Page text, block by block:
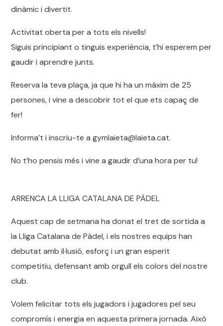
dinàmic i divertit.
Activitat oberta per a tots els nivells!
Siguis principiant o tinguis experiència, t’hi esperem per
gaudir i aprendre junts.
Reserva la teva plaça, ja que hi ha un màxim de 25
persones, i vine a descobrir tot el que ets capaç de
fer!
Informa’t i inscriu-te a gymlaieta@laieta.cat.
No t’ho pensis més i vine a gaudir d’una hora per tu!
ARRENCA LA LLIGA CATALANA DE PÀDEL
Aquest cap de setmana ha donat el tret de sortida a
la Lliga Catalana de Pàdel, i els nostres equips han
debutat amb il·lusió, esforç i un gran esperit
competitiu, defensant amb orgull els colors del nostre
club.
Volem felicitar tots els jugadors i jugadores pel seu
compromís i energia en aquesta primera jornada. Això